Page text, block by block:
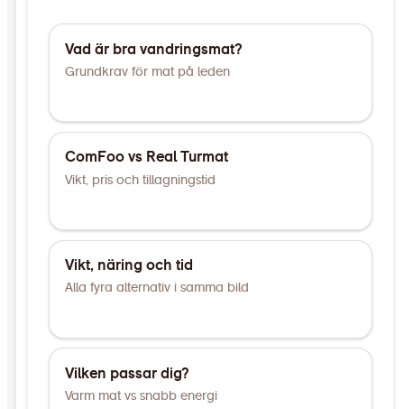
Vad är bra vandringsmat?
Grundkrav för mat på leden
ComFoo vs Real Turmat
Vikt, pris och tillagningstid
Vikt, näring och tid
Alla fyra alternativ i samma bild
Vilken passar dig?
Varm mat vs snabb energi